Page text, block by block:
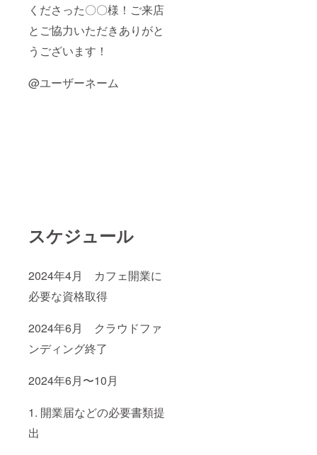
くださった〇〇様！ご来店
とご協力いただきありがと
うございます！
@ユーザーネーム
スケジュール
2024年4月 カフェ開業に
必要な資格取得
2024年6月 クラウドファ
ンディング終了
2024年6月〜10月
1. 開業届などの必要書類提
出